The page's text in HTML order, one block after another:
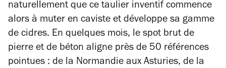
naturellement que ce taulier inventif commence
alors à muter en caviste et développe sa gamme
de cidres. En quelques mois, le spot brut de
pierre et de béton aligne près de 50 références
pointues : de la Normandie aux Asturies, de la